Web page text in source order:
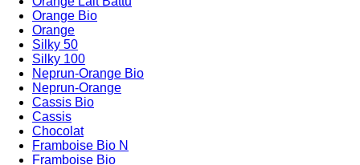
Orange Bio
Orange
Silky 50
Silky 100
Neprun-Orange Bio
Neprun-Orange
Cassis Bio
Cassis
Chocolat
Framboise Bio N
Framboise Bio